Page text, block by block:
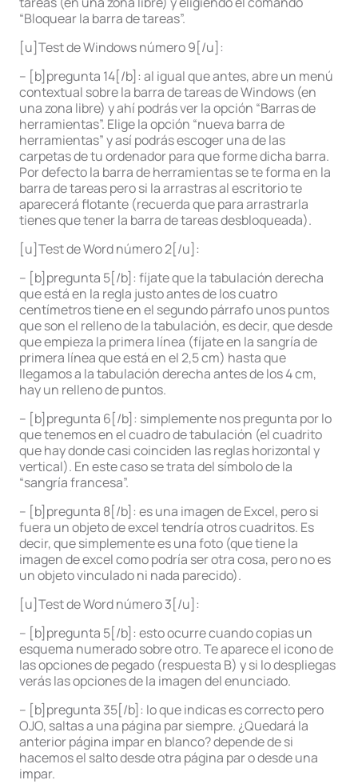
“Bloquear la barra de tareas”.
[u]Test de Windows número 9[/u]:
– [b]pregunta 14[/b]: al igual que antes, abre un menú
contextual sobre la barra de tareas de Windows (en
una zona libre) y ahí podrás ver la opción “Barras de
herramientas”. Elige la opción “nueva barra de
herramientas” y así podrás escoger una de las
carpetas de tu ordenador para que forme dicha barra.
Por defecto la barra de herramientas se te forma en la
barra de tareas pero si la arrastras al escritorio te
aparecerá flotante (recuerda que para arrastrarla
tienes que tener la barra de tareas desbloqueada).
[u]Test de Word número 2[/u]:
– [b]pregunta 5[/b]: fíjate que la tabulación derecha
que está en la regla justo antes de los cuatro
centímetros tiene en el segundo párrafo unos puntos
que son el relleno de la tabulación, es decir, que desde
que empieza la primera línea (fíjate en la sangría de
primera línea que está en el 2,5 cm) hasta que
llegamos a la tabulación derecha antes de los 4 cm,
hay un relleno de puntos.
– [b]pregunta 6[/b]: simplemente nos pregunta por lo
que tenemos en el cuadro de tabulación (el cuadrito
que hay donde casi coinciden las reglas horizontal y
vertical). En este caso se trata del símbolo de la
“sangría francesa”.
– [b]pregunta 8[/b]: es una imagen de Excel, pero si
fuera un objeto de excel tendría otros cuadritos. Es
decir, que simplemente es una foto (que tiene la
imagen de excel como podría ser otra cosa, pero no es
un objeto vinculado ni nada parecido).
[u]Test de Word número 3[/u]:
– [b]pregunta 5[/b]: esto ocurre cuando copias un
esquema numerado sobre otro. Te aparece el icono de
las opciones de pegado (respuesta B) y si lo despliegas
verás las opciones de la imagen del enunciado.
– [b]pregunta 35[/b]: lo que indicas es correcto pero
OJO, saltas a una página par siempre. ¿Quedará la
anterior página impar en blanco? depende de si
hacemos el salto desde otra página par o desde una
impar.